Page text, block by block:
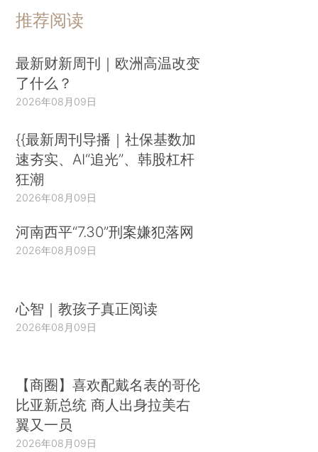
推荐阅读
最新财新周刊｜欧洲高温改变
了什么？
2026年08月09日
{{最新周刊导播｜社保基数加
速夯实、AI“追光”、韩股杠杆
狂潮
2026年08月09日
河南西平“7.30”刑案嫌犯落网
2026年08月09日
心智｜教孩子真正阅读
2026年08月09日
【商圈】喜欢配戴名表的哥伦
比亚新总统 商人出身拉美右
翼又一员
2026年08月09日